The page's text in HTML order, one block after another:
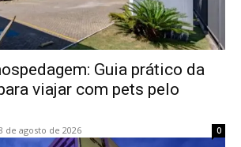
Guia prático da
viajar com pets pelo
de agosto de 2026 0